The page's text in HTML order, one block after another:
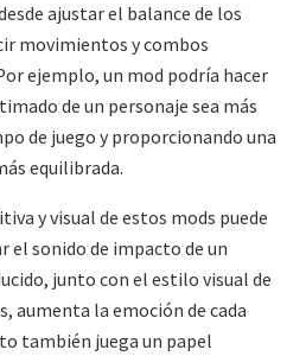
ajustar el balance de los
movimientos y combos
ejemplo, un mod podría hacer
de un personaje sea más
de juego y proporcionando una
equilibrada.
y visual de estos mods puede
el sonido de impacto de un
junto con el estilo visual de
aumenta la emoción de cada
también juega un papel